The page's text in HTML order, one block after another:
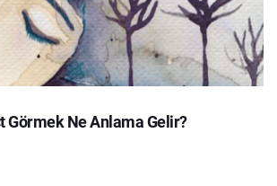
Görmek Ne Anlama Gelir?